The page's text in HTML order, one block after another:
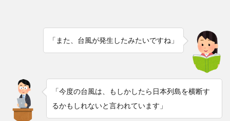
「また、台風が発生したみたいですね」
「今度の台風は、もしかしたら日本列島を横断す
るかもしれないと言われています」